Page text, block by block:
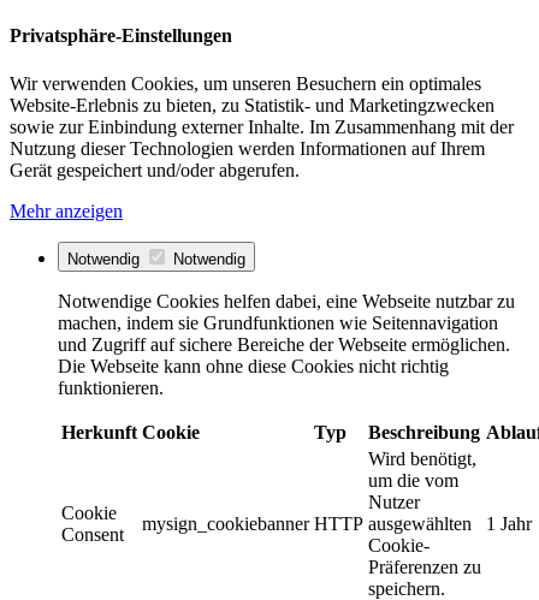
Privatsphäre-Einstellungen
Wir verwenden Cookies, um unseren Besuchern ein optimales
Website-Erlebnis zu bieten, zu Statistik- und Marketingzwecken
sowie zur Einbindung externer Inhalte. Im Zusammenhang mit der
Nutzung dieser Technologien werden Informationen auf Ihrem
Gerät gespeichert und/oder abgerufen.
Mehr anzeigen
Notwendig Notwendig
Notwendige Cookies helfen dabei, eine Webseite nutzbar zu
machen, indem sie Grundfunktionen wie Seitennavigation
und Zugriff auf sichere Bereiche der Webseite ermöglichen.
Die Webseite kann ohne diese Cookies nicht richtig
funktionieren.
Herkunft Cookie Typ Beschreibung
Cookie
Consent
mysign_cookiebanner HTTP
Wird benötigt,
um die vom
Nutzer
ausgewählten
Cookie-
Präferenzen zu
speichern.
1 Jahr